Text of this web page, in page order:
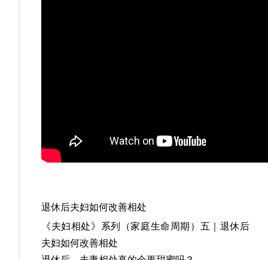
退休后夫妇如何改善相处
《夫妇相处》系列（家庭生命周期）五｜退休后
夫妇如何改善相处